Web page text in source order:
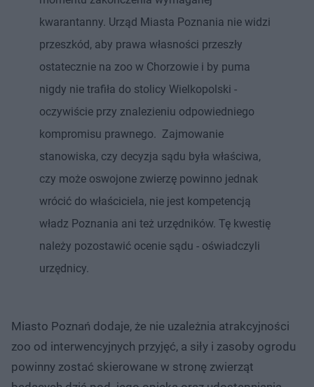
kwarantanny. Urząd Miasta Poznania nie widzi
przeszkód, aby prawa własności przeszły
ostatecznie na zoo w Chorzowie i by puma
nigdy nie trafiła do stolicy Wielkopolski -
oczywiście przy znalezieniu odpowiedniego
kompromisu prawnego. Zajmowanie
stanowiska, czy decyzja sądu była właściwa,
czy może oswojone zwierzę powinno jednak
wrócić do właściciela, nie jest kompetencją
władz Poznania ani też urzędników. Tę kwestię
należy pozostawić ocenie sądu - oświadczyli
urzędnicy.
Miasto Poznań dodaje, że nie uzależnia atrakcyjności
zoo od interwencyjnych przyjęć, a siły i zasoby ogrodu
powinny zostać skierowane w stronę zwierząt